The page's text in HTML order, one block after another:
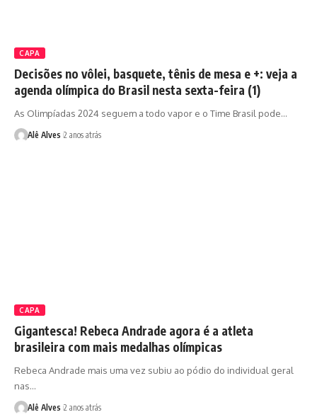
CAPA
Decisões no vôlei, basquete, tênis de mesa e +: veja a
agenda olímpica do Brasil nesta sexta-feira (1)
As Olimpíadas 2024 seguem a todo vapor e o Time Brasil pode…
Alê Alves 2 anos atrás
CAPA
Gigantesca! Rebeca Andrade agora é a atleta
brasileira com mais medalhas olímpicas
Rebeca Andrade mais uma vez subiu ao pódio do individual geral
nas…
Alê Alves 2 anos atrás